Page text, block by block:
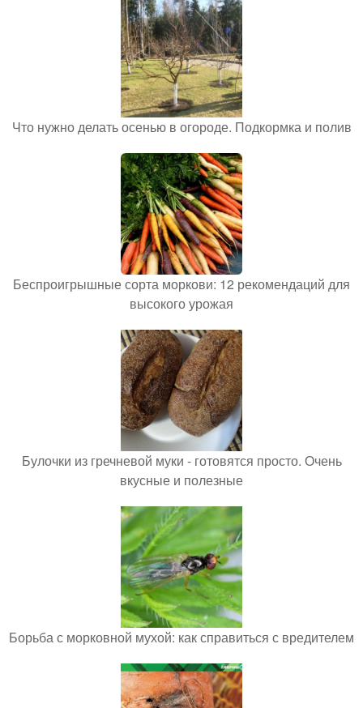
Что нужно делать осенью в огороде. Подкормка и полив
Беспроигрышные сорта моркови: 12 рекомендаций для
высокого урожая
Булочки из гречневой муки - готовятся просто. Очень
вкусные и полезные
Борьба с морковной мухой: как справиться с вредителем